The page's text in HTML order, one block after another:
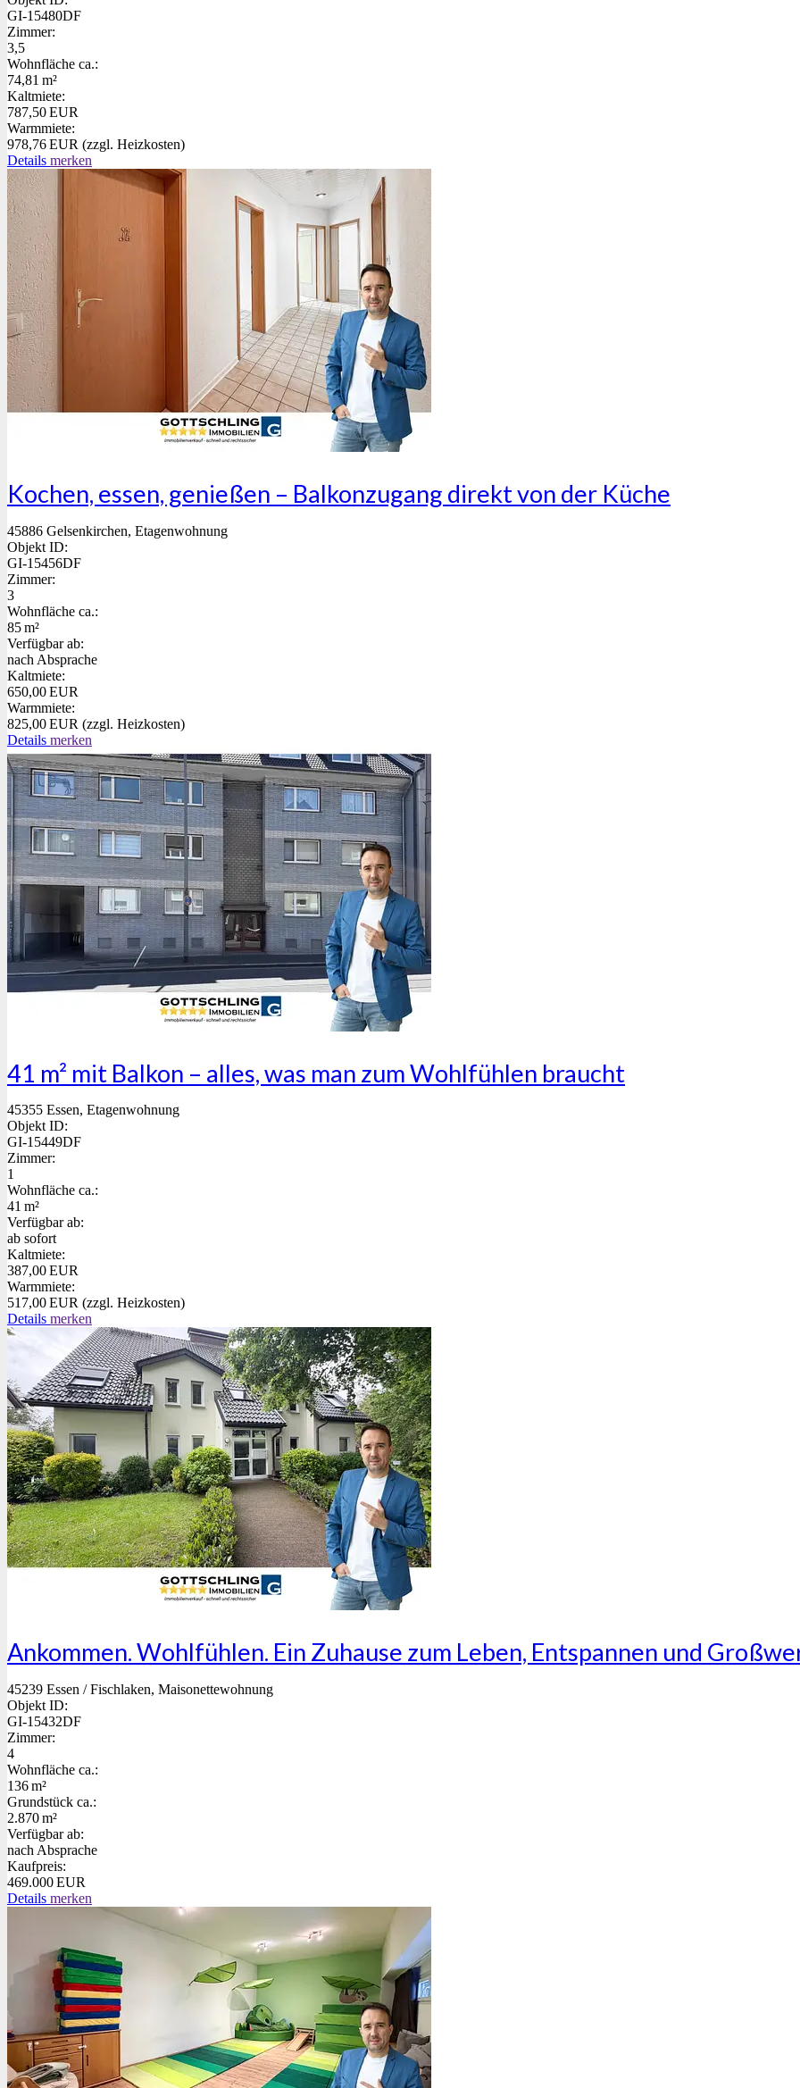
GI-15480DF
Zimmer:
3,5
Wohnfläche ca.:
74,81 m²
Kaltmiete:
787,50 EUR
Warmmiete:
978,76 EUR (zzgl. Heizkosten)
Details merken
Kochen, essen, genießen – Balkonzugang direkt von der Küche
45886 Gelsenkirchen, Etagenwohnung
Objekt ID:
GI-15456DF
Zimmer:
3
Wohnfläche ca.:
85 m²
Verfügbar ab:
nach Absprache
Kaltmiete:
650,00 EUR
Warmmiete:
825,00 EUR (zzgl. Heizkosten)
Details merken
41 m² mit Balkon – alles, was man zum Wohlfühlen braucht
45355 Essen, Etagenwohnung
Objekt ID:
GI-15449DF
Zimmer:
1
Wohnfläche ca.:
41 m²
Verfügbar ab:
ab sofort
Kaltmiete:
387,00 EUR
Warmmiete:
517,00 EUR (zzgl. Heizkosten)
Details merken
Ankommen. Wohlfühlen. Ein Zuhause zum Leben, Entspannen und
45239 Essen / Fischlaken, Maisonettewohnung
Objekt ID:
GI-15432DF
Zimmer:
4
Wohnfläche ca.:
136 m²
Grund­stück ca.:
2.870 m²
Verfügbar ab:
nach Absprache
Kaufpreis:
469.000 EUR
Details merken